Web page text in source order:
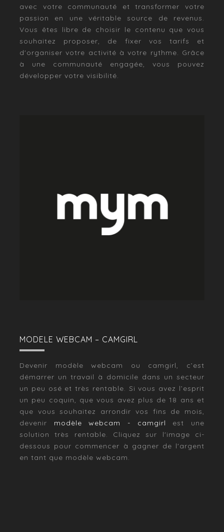
avec votre communauté et transformer votre
passion en une véritable source de revenus.
Vous êtes libre de choisir le contenu que vous
souhaitez proposer, de fixer vos tarifs et
d'organiser votre activité à votre rythme. Grâce
à une communauté engagée, vous pouvez
développer votre visibilité.
MODELE WEBCAM – CAMGIRL
Devenir modèle webcam ou camgirl, c’est
démarrer un travail à domicile dans un secteur
un peu osé et très rentable. Si vous avez l’esprit
un peu coquin, que vous avez plus de 18 ans et
que vous souhaitez arrondir vos fins de mois,
devenir modèle webcam - camgirl est une
solution très rentable. Cliquez sur l'image ci-
dessous pour commencer à gagner de l'argent
en tant que modèle webcam.